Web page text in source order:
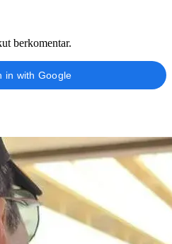
berkomentar.
in with Google